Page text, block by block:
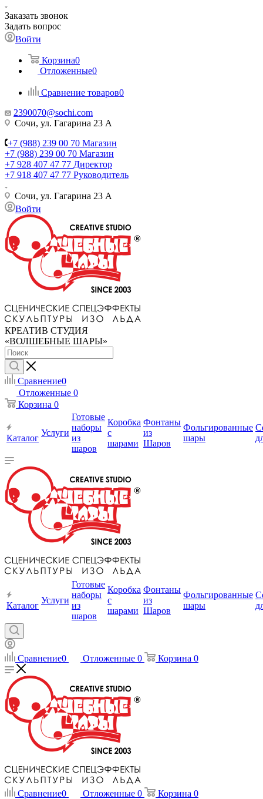
Заказать звонок
Задать вопрос
Войти
Корзина0
Отложенные0
Сравнение товаров0
2390070@sochi.com
Сочи, ул. Гагарина 23 А
+7 (988) 239 00 70 Магазин
+7 (988) 239 00 70 Магазин
+7 928 407 47 77 Директор
+7 918 407 47 77 Руководитель
Сочи, ул. Гагарина 23 А
Войти
КРЕАТИВ СТУДИЯ
«ВОЛШЕБНЫЕ ШАРЫ»
Сравнение0
Отложенные 0
Корзина 0
Каталог
Услуги
Готовые
наборы
из
шаров
Коробка
с
шарами
Фонтаны
из
Шаров
Фольгированные
шары
Каталог
Услуги
Готовые
наборы
из
шаров
Коробка
с
шарами
Фонтаны
из
Шаров
Фольгированные
шары
Сравнение0 Отложенные 0 Корзина 0
Сравнение0 Отложенные 0 Корзина 0